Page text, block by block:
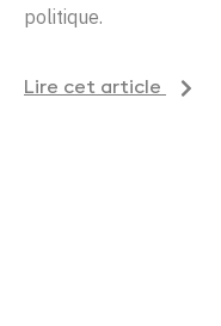
politique.
Lire cet article